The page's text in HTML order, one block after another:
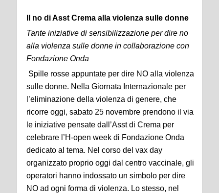
Il no di Asst Crema alla violenza sulle donne
Tante iniziative di sensibilizzazione per dire no
alla violenza sulle donne in collaborazione con
Fondazione Onda
Spille rosse appuntate per dire NO alla violenza
sulle donne. Nella Giornata Internazionale per
l’eliminazione della violenza di genere, che
ricorre oggi, sabato 25 novembre prendono il via
le iniziative pensate dall’Asst di Crema per
celebrare l’H-open week di Fondazione Onda
dedicato al tema. Nel corso del vax day
organizzato proprio oggi dal centro vaccinale, gli
operatori hanno indossato un simbolo per dire
NO ad ogni forma di violenza. Lo stesso, nel